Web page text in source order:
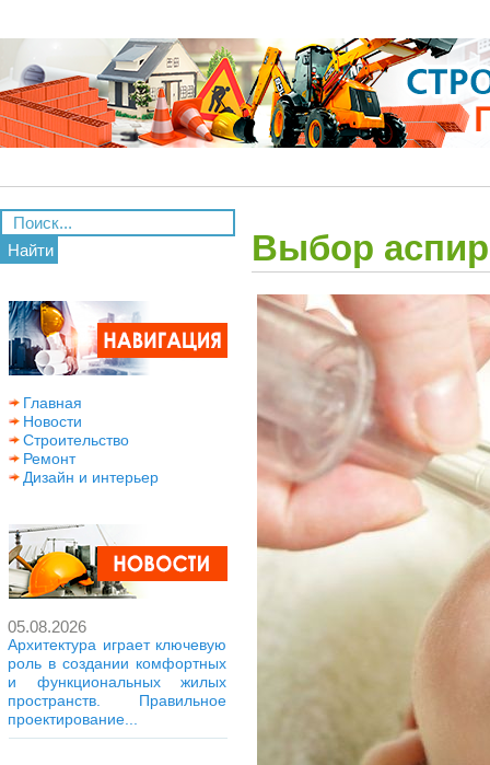
Найти
Главная
Новости
Строительство
Ремонт
Дизайн и интерьер
05.08.2026
Архитектура играет ключевую
роль в создании комфортных
и функциональных жилых
пространств. Правильное
проектирование...
Выбор